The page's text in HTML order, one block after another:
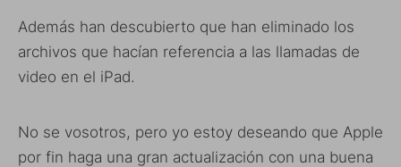
Además han descubierto que han eliminado los
archivos que hacían referencia a las llamadas de
video en el iPad.
No se vosotros, pero yo estoy deseando que Apple
por fin haga una gran actualización con una buena